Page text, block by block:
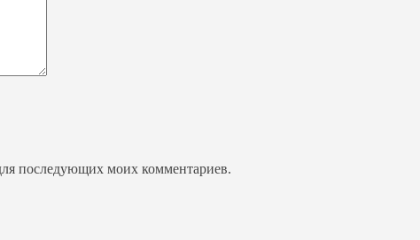
последующих моих комментариев.